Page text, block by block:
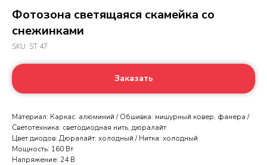
Фотозона светящаяся скамейка со
снежинками
SKU: ST 47
Заказать
Материал: Каркас: алюминий / Обшивка: мишурный ковер, фанера /
Светотехника: светодиодная нить, дюралайт
Цвет диодов: Дюралайт: холодный / Нитка: холодный
Мощность: 160 Вт
Напряжение: 24 В